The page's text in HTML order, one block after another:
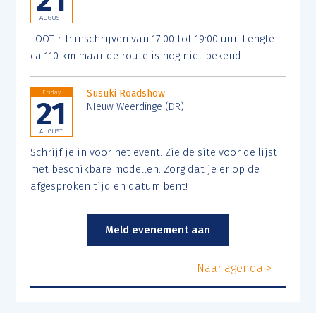
AUGUST
LOOT-rit: inschrijven van 17:00 tot 19:00 uur. Lengte
ca 110 km maar de route is nog niet bekend.
Friday
21
AUGUST
Susuki Roadshow
NIeuw Weerdinge (DR)
Schrijf je in voor het event. Zie de site voor de lijst
met beschikbare modellen. Zorg dat je er op de
afgesproken tijd en datum bent!
Meld evenement aan
Naar agenda >